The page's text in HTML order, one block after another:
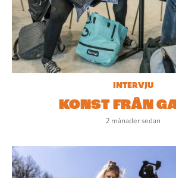
INTERVJU
KONST FRÅN
2 månader sedan